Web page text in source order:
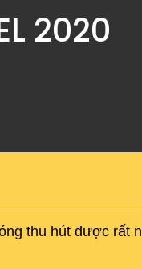
2020
thu hút được rất